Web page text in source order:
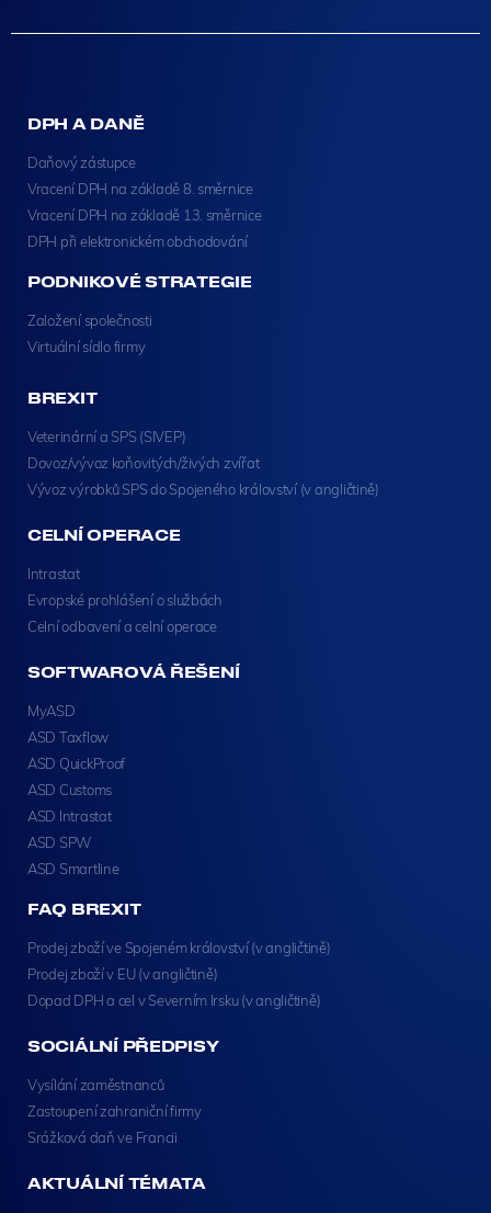
DPH A DANĚ
Daňový zástupce
Vracení DPH na základě 8. směrnice
Vracení DPH na základě 13. směrnice
DPH při elektronickém obchodování
PODNIKOVÉ STRATEGIE
Založení společnosti
Virtuální sídlo firmy
BREXIT
Veterinární a SPS (SIVEP)
Dovoz/vývoz koňovitých/živých zvířat
Vývoz výrobků SPS do Spojeného království (v angličtině)
CELNÍ OPERACE
Intrastat
Evropské prohlášení o službách
Celní odbavení a celní operace
SOFTWAROVÁ ŘEŠENÍ
MyASD
ASD Taxflow
ASD QuickProof
ASD Customs
ASD Intrastat
ASD SPW
ASD Smartline
FAQ BREXIT
Prodej zboží ve Spojeném království (v angličtině)
Prodej zboží v EU (v angličtině)
Dopad DPH a cel v Severním Irsku (v angličtině)
SOCIÁLNÍ PŘEDPISY
Vysílání zaměstnanců
Zastoupení zahraniční firmy
Srážková daň ve Francii
AKTUÁLNÍ TÉMATA